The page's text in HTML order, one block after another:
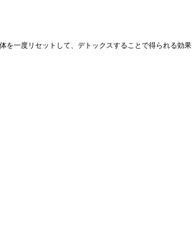
を一度リセットして、デトックスすることで得られる効果